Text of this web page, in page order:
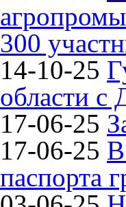
300
14-10-25
области с
17-06-25
17-06-25
паспорта